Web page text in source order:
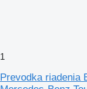
1
Prevodka riadenia